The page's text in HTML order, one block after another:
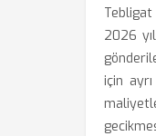
2026
için